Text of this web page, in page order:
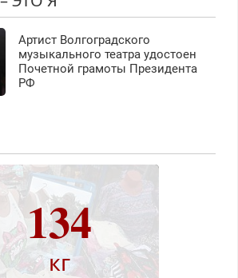
Артист Волгоградского
музыкального театра удостоен
Почетной грамоты Президента
РФ
134
кг